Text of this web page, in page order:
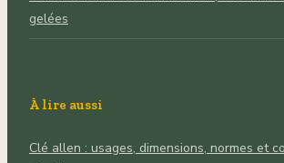
gelées
À lire aussi
Clé allen : usages, dimensions, normes et